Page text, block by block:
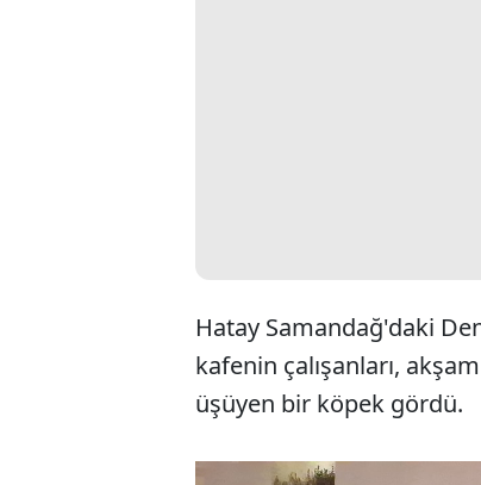
Hatay Samandağ'daki
kafenin çalışanları,
üşüyen bir köpek gördü.